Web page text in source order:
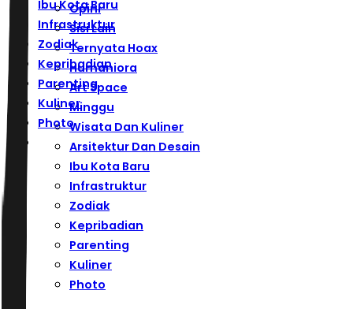
Ibu Kota Baru
Infrastruktur
Zodiak
Kepribadian
Parenting
Kuliner
Photo
Opini
Sisi Lain
Ternyata Hoax
Humaniora
Art Space
Minggu
Wisata Dan Kuliner
Arsitektur Dan Desain
Ibu Kota Baru
Infrastruktur
Zodiak
Kepribadian
Parenting
Kuliner
Photo